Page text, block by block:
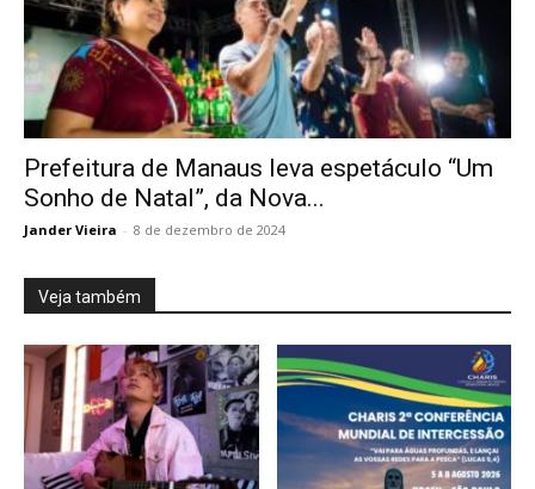
Prefeitura de Manaus leva espetáculo “Um
Sonho de Natal”, da Nova...
Jander Vieira - 8 de dezembro de 2024
Veja também